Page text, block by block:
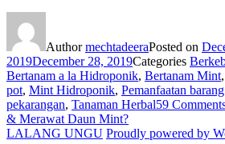
AuthormechtadeeraPosted on
2019December 28, 2019Categories
Bertanam a la Hidroponik, Bertanam Mint,
pot, Mint Hidroponik, Pemanfaatan
pekarangan, Tanaman Herbal59
& Merawat Daun Mint?
LALANG UNGU Proudly powered by